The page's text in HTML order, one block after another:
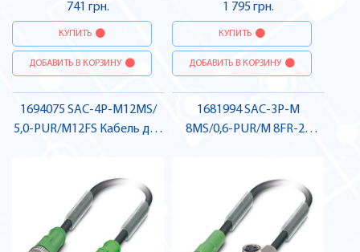
741 грн.
КУПИТЬ
ДОБАВИТЬ В КОРЗИНУ
1 795 грн.
КУПИТЬ
ДОБАВИТЬ В КОРЗИНУ
1694075 SAC-4P-M12MS/
5,0-PUR/M12FS Кабель для
Pheonix Contact
1681994 SAC-3P-M
8MS/0,6-PUR/M 8FR-2L
штекер-гніздо , Pheonix
Contact